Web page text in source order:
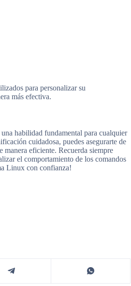
para personalizar su
más efectiva.
habilidad fundamental para cualquier
cuidadosa, puedes asegurarte de
manera eficiente. Recuerda siempre
el comportamiento de los comandos
Linux con confianza!